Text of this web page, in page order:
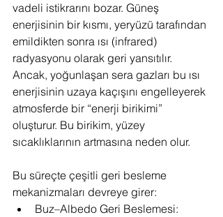
vadeli istikrarını bozar. Güneş
enerjisinin bir kısmı, yeryüzü tarafından
emildikten sonra ısı (infrared)
radyasyonu olarak geri yansıtılır.
Ancak, yoğunlaşan sera gazları bu ısı
enerjisinin uzaya kaçışını engelleyerek
atmosferde bir “enerji birikimi”
oluşturur. Bu birikim, yüzey
sıcaklıklarının artmasına neden olur.
Bu süreçte çeşitli geri besleme
mekanizmaları devreye girer:
Buz–Albedo Geri Beslemesi: